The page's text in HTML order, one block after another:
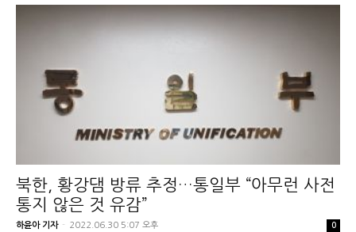
북한, 황강댐 방류 추정…통일부 “아무런 사전
통지 않은 것 유감”
하윤아 기자 - 2022.06.30 5:07 오후 0